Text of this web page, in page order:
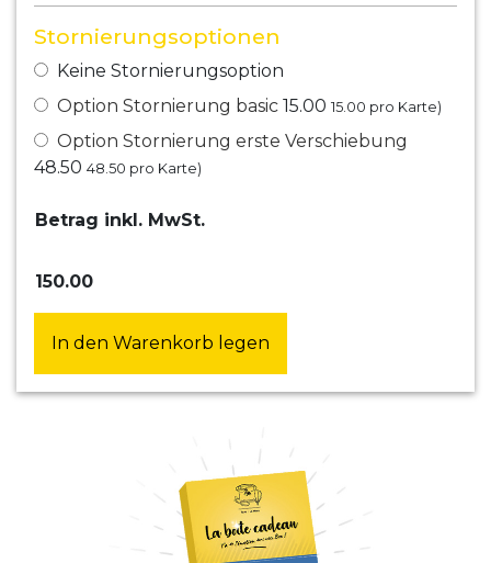
Stornierungsoptionen
Keine Stornierungsoption
Option Stornierung basic 15.00 15.00 pro Karte)
Option Stornierung erste Verschiebung
48.50 48.50 pro Karte)
Betrag inkl. MwSt.
150.00
In den Warenkorb legen